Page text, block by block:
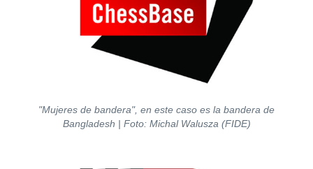
"Mujeres de bandera", en este caso es la bandera de
Bangladesh | Foto: Michal Walusza (FIDE)